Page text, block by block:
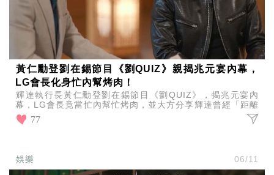
黃仁勳登劉在錫節目《劉QUIZ》親揭兆元宴內幕，
LG會長化身忙內幫烤肉！
輝達執行長黃仁勳登劉在錫節目《劉QUIZ》，揭兆元宴內
幕，LG會長竟當忙內幫忙烤肉，並大方分享輝達曾經「距離
破產只剩30天」的創業低潮，親曝過去心路歷程。
77
娛樂 06/11